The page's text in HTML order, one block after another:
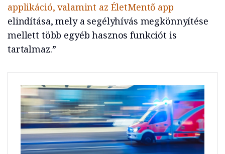
applikáció, valamint az ÉletMentő app
elindítása, mely a segélyhívás megkönnyítése
mellett több egyéb hasznos funkciót is
tartalmaz.”